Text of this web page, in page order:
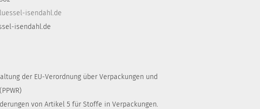
isendahl.de
isendahl.de
der EU-Verordnung über Verpackungen und
von Artikel 5 für Stoffe in Verpackungen.